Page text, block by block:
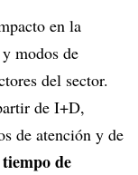
en la
y modos de
del sector.
de I+D,
de atención y de
de